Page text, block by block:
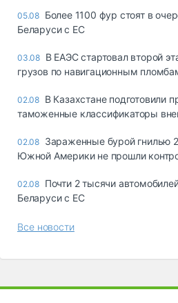
05.08 Более 1100 фур стоят в
Беларуси с ЕС
03.08 В ЕАЭС стартовал второй
грузов по навигационным
02.08 В Казахстане подготовили
таможенные классификаторы
02.08 Зараженные бурой гнилью
Южной Америки не прошли
02.08 Почти 2 тысячи
Беларуси с ЕС
Все новости